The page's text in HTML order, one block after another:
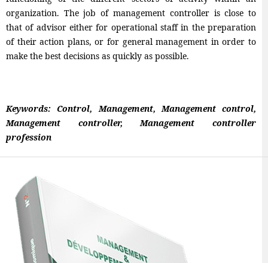
organization. The job of management controller is close to
that of advisor either for operational staff in the preparation
of their action plans, or for general management in order to
make the best decisions as quickly as possible.
Keywords: Control, Management, Management control,
Management controller, Management controller
profession